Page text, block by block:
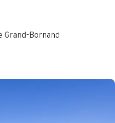
Grand-Bornand